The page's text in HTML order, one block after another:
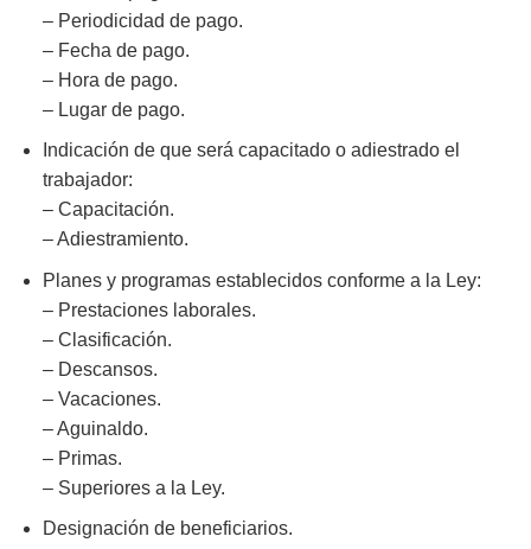
– Periodicidad de pago.
– Fecha de pago.
– Hora de pago.
– Lugar de pago.
Indicación de que será capacitado o adiestrado el
trabajador:
– Capacitación.
– Adiestramiento.
Planes y programas establecidos conforme a la Ley:
– Prestaciones laborales.
– Clasificación.
– Descansos.
– Vacaciones.
– Aguinaldo.
– Primas.
– Superiores a la Ley.
Designación de beneficiarios.